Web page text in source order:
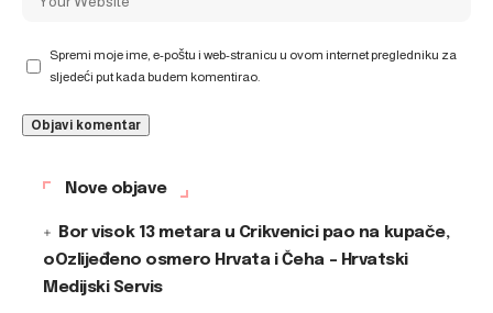
Spremi moje ime, e-poštu i web-stranicu u ovom internet pregledniku za
sljedeći put kada budem komentirao.
Nove objave
Bor visok 13 metara u Crikvenici pao na kupače,
oOzlijeđeno osmero Hrvata i Čeha – Hrvatski
Medijski Servis